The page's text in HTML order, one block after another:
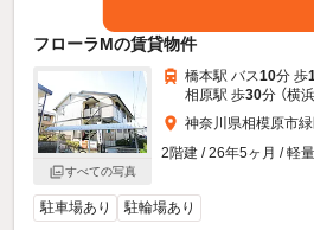
フローラMの賃貸物件
すべての写真
橋本駅 バス10分 歩
相原駅 歩30分 （横浜
神奈川県相模原市
2階建 / 26年5ヶ月 / 軽
駐車場あり 駐輪場あり